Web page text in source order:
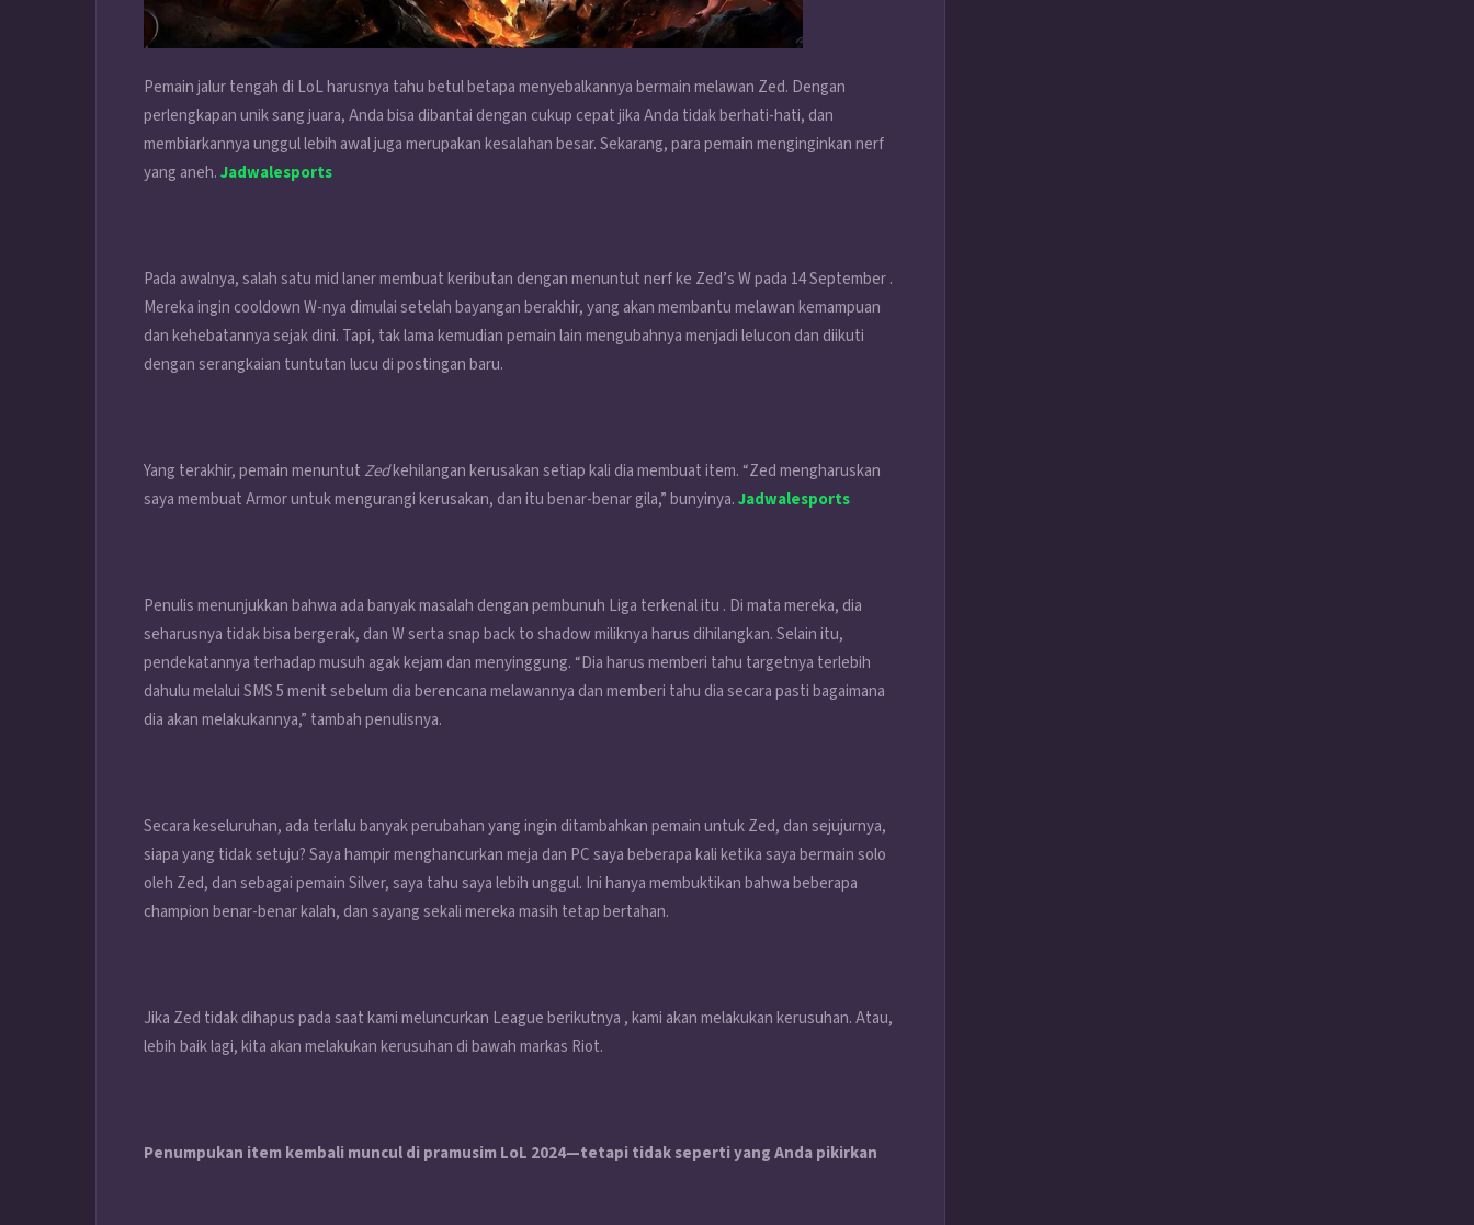
Pemain jalur tengah di LoLharusnya tahu betul betapa menyebalkannya bermain melawan Zed. Dengan
perlengkapan unik sang juara, Anda bisa dibantai dengan cukup cepat jika Anda tidak berhati-hati, dan
membiarkannya unggul lebih awal juga merupakan kesalahan besar. Sekarang, para pemain menginginkan nerf
yang aneh.Jadwalesports
Pada awalnya, salah satu mid laner membuat keributan dengan menuntut nerf ke Zed’s W pada 14 September .
Mereka ingin cooldown W-nya dimulai setelah bayangan berakhir, yang akan membantu melawan kemampuan
dan kehebatannya sejak dini. Tapi, tak lama kemudian pemain lain mengubahnya menjadi lelucon dan diikuti
dengan serangkaian tuntutan lucu di postingan baru.
Yang terakhir, pemain menuntut Zedkehilangan kerusakan setiap kali dia membuat item. “Zed mengharuskan
saya membuat Armor untuk mengurangi kerusakan, dan itu benar-benar gila,” bunyinya.Jadwalesports
Penulis menunjukkan bahwa ada banyak masalah dengan pembunuh Liga terkenal itu . Di mata mereka, dia
seharusnya tidak bisa bergerak, dan W serta snap back to shadow miliknya harus dihilangkan. Selain itu,
pendekatannya terhadap musuh agak kejam dan menyinggung. “Dia harus memberi tahu targetnya terlebih
dahulu melalui SMS 5 menit sebelum dia berencana melawannya dan memberi tahu dia secara pasti bagaimana
dia akan melakukannya,” tambah penulisnya.
Secara keseluruhan, ada terlalu banyak perubahan yang ingin ditambahkan pemain untuk Zed, dan sejujurnya,
siapa yang tidak setuju? Saya hampir menghancurkan meja dan PC saya beberapa kali ketika saya bermain solo
oleh Zed, dan sebagai pemain Silver, saya tahu saya lebih unggul. Ini hanya membuktikan bahwa beberapa
champion benar-benar kalah, dan sayang sekali mereka masih tetap bertahan.
Jika Zed tidak dihapus pada saat kami meluncurkan League berikutnya , kami akan melakukan kerusuhan. Atau,
lebih baik lagi, kita akan melakukan kerusuhan di bawah markas Riot.
Penumpukan item kembali muncul di pramusim LoL 2024—tetapi tidak seperti yang Anda pikirkan